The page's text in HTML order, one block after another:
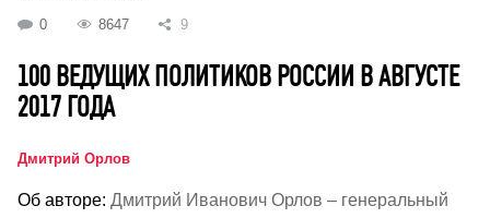
0 8647 9
100 ВЕДУЩИХ ПОЛИТИКОВ РОССИИ В АВГУСТЕ
2017 ГОДА
Дмитрий Орлов
Об авторе: Дмитрий Иванович Орлов – генеральный